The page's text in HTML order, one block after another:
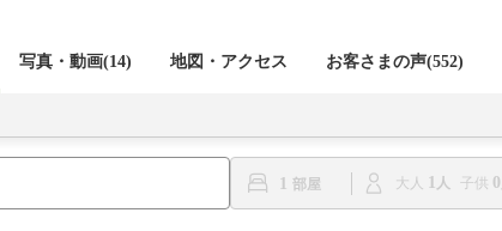
写真・動画(14) 地図・アクセス お客さまの声(552)
1 大人 1 子供 0